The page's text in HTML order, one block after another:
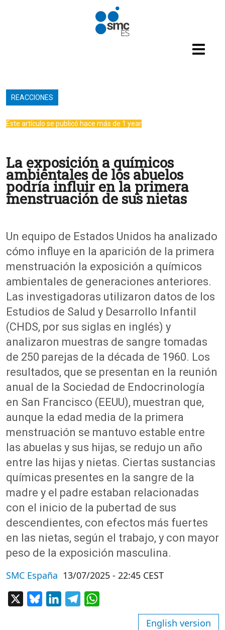
Pasar al contenido principal
REACCIONES
Este artículo se publicó hace más de 1 year
La exposición a químicos
ambientales de los abuelos
podría influir en la primera
menstruación de sus nietas
Un equipo de Estados Unidos ha analizado
cómo influye en la aparición de la primera
menstruación la exposición a químicos
ambientales de generaciones anteriores.
Las investigadoras utilizaron datos de los
Estudios de Salud y Desarrollo Infantil
(CHDS, por sus siglas en inglés) y
analizaron muestras de sangre tomadas
de 250 parejas de la década de 1960. Los
resultados, que se presentan en la reunión
anual de la Sociedad de Endocrinología
en San Francisco (EEUU), muestran que,
aunque la edad media de la primera
menstruación se mantuvo estable entre
las abuelas y sus hijas, se redujo un año
entre las hijas y nietas. Ciertas sustancias
químicas presentes en la sangre de la
madre y el padre estaban relacionadas
con el inicio de la pubertad de sus
descendientes, con efectos más fuertes
en las nietas, según el trabajo, y con mayor
peso de la exposición masculina.
SMC España 13/07/2025 - 22:45 CEST
BlueskyLinkedInTelegram
English version